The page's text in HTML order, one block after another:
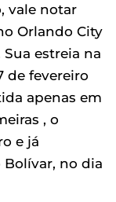
vale notar
Orlando City
estreia na
de fevereiro
apenas em
, o
e já
no dia